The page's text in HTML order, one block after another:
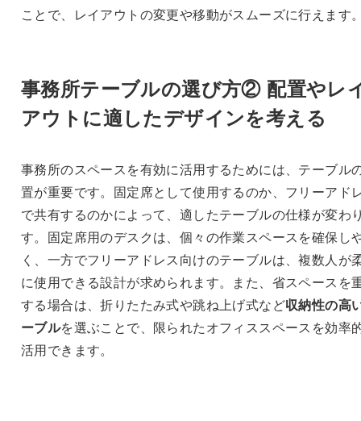
ことで、レイアウトの変更や移動がスムーズに行えます
事務所テーブルの選び方② 配置やレ
アウトに適したデザインを考える
事務所のスペースを有効に活用するためには、テーブル
置が重要です。固定席として使用するのか、フリーアド
で共有するのかによって、適したテーブルの仕様が変わ
す。固定席用のデスクは、個々の作業スペースを確保し
く、一方でフリーアドレス向けのテーブルは、複数人が
に使用できる設計が求められます。また、省スペースを
する場合は、折りたたみ式や跳ね上げ式など収納性の高
ーブルを選ぶことで、限られたオフィススペースを効率
活用できます。